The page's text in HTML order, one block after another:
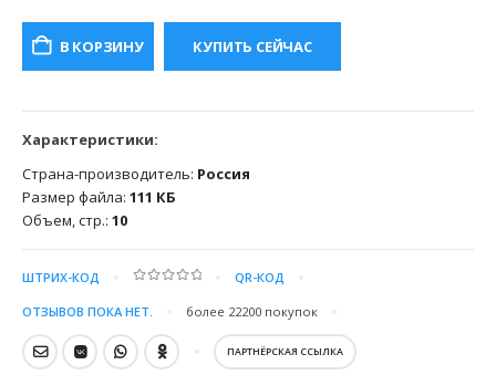
составляла
300.00 ₽.
100.00 ₽.
В КОРЗИНУ КУПИТЬ СЕЙЧАС
Характеристики:
Страна-производитель: Россия
Размер файла: 111 КБ
Объем, стр.: 10
ШТРИХ-КОД QR-КОД
ОТЗЫВОВ ПОКА НЕТ. более 22200 покупок
ПАРТНЁРСКАЯ ССЫЛКА